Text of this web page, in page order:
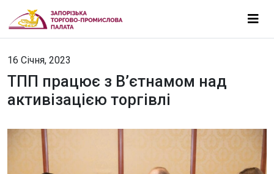
16 Січня, 2023
ТПП працює з В’єтнамом над
активізацією торгівлі